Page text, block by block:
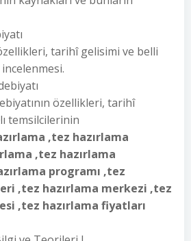
tarihî gelisimi ve belli
özellikleri, tarihî
temsilcilerinin
,tez hazırlama
,tez hazırlama
programı ,tez
,tez hazırlama merkezi ,tez
,tez hazırlama fiyatları